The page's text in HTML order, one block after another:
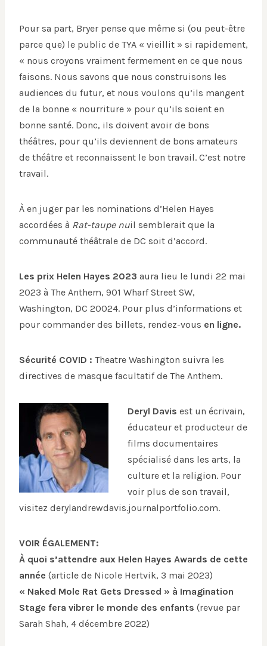
Pour sa part, Bryer pense que même si (ou peut-être
parce que) le public de TYA « vieillit » si rapidement,
« nous croyons vraiment fermement en ce que nous
faisons. Nous savons que nous construisons les
audiences du futur, et nous voulons qu’ils mangent
de la bonne « nourriture » pour qu’ils soient en
bonne santé. Donc, ils doivent avoir de bons
théâtres, pour qu’ils deviennent de bons amateurs
de théâtre et reconnaissent le bon travail. C’est notre
travail.
À en juger par les nominations d’Helen Hayes
accordées à Rat-taupe nuil semblerait que la
communauté théâtrale de DC soit d’accord.
Les prix Helen Hayes 2023 aura lieu le lundi 22 mai
2023 à The Anthem, 901 Wharf Street SW,
Washington, DC 20024. Pour plus d’informations et
pour commander des billets, rendez-vous en ligne.
Sécurité COVID : Theatre Washington suivra les
directives de masque facultatif de The Anthem.
Deryl Davis est un écrivain,
éducateur et producteur de
films documentaires
spécialisé dans les arts, la
culture et la religion. Pour
voir plus de son travail,
visitez derylandrewdavis.journalportfolio.com.
VOIR ÉGALEMENT:
À quoi s’attendre aux Helen Hayes Awards de cette
année (article de Nicole Hertvik, 3 mai 2023)
« Naked Mole Rat Gets Dressed » à Imagination
Stage fera vibrer le monde des enfants (revue par
Sarah Shah, 4 décembre 2022)